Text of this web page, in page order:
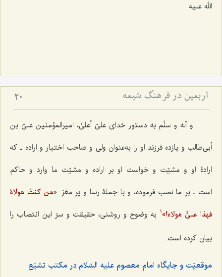
الله علیه
اربعین در فرهنگ شیعه 20
و آله و سلّم به دستور خدای علیّ أعلیٰ، امیرالمؤمنین علیّ بن
أبی‌طالب و یازده فرزند او را به‌عنوان ولی و صاحب اختیار و اراده ـ که
ارادۀ‌ او و مشیّت و خواست او بر اراده و مشیّت ما وارد و حاکم
است ـ بر ما نصب فرموده، و با جملۀ رسا و پر مغز: «مَن کنتُ مَولاهُ
فهذا علیٌّ مَولاه!»
1
به وضوح و روشنی، حقیقت و سرّ این انتصاب را
بیان کرده است.
موقعیّت و جایگاه امام معصوم علیه السّلام در مکتب تشیّع